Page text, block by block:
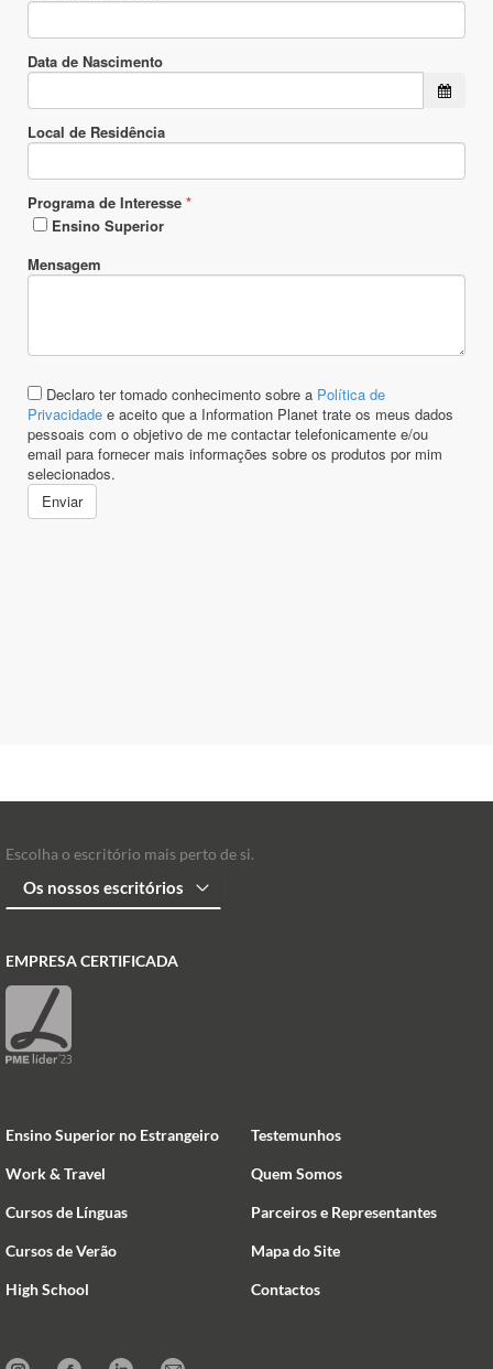
Escolha o escritório mais perto de si.
EMPRESA CERTIFICADA
Ensino Superior no Estrangeiro
Work & Travel
Cursos de Línguas
Cursos de Verão
High School
Testemunhos
Quem Somos
Parceiros e Representantes
Mapa do Site
Contactos